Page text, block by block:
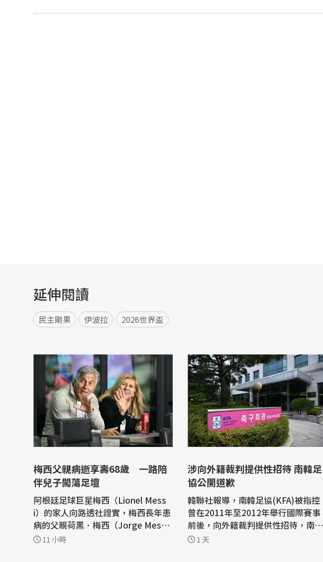
延伸閱讀
民主剛果 伊波拉 2026世界盃
梅西父親病逝享壽68歲 一路陪
伴兒子闖蕩足壇
阿根廷足球巨星梅西（Lionel Mess
i）的家人向路透社證實，梅西長年患
病的父親荷黑．梅西（Jorge Mess
i，以下簡稱老梅西）7日晚間在一家
11 小時
涉向外籍裁判提供性招待 南韓足
協公開道歉
韓聯社報導，南韓足協(KFA)被指控
曾在2011年至2012年舉行國際賽事
前後，向外籍裁判提供性招待，南韓
足協今天(8日)對此公開道歉。 2016
1 天